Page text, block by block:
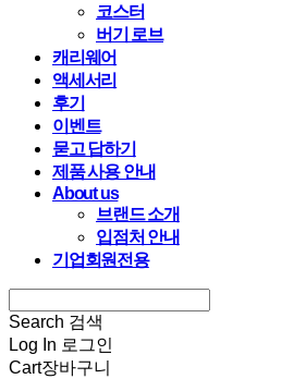
코스터
버기 로브
캐리웨어
액세서리
후기
이벤트
묻고 답하기
제품 사용 안내
About us
브랜드 소개
입점처 안내
기업회원전용
Search 검색
Log In 로그인
Cart장바구니